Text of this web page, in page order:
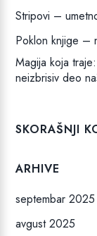
Stripovi –
Poklon knjige –
Magija koja
neizbrisiv deo
SKORAŠNJI
ARHIVE
septembar 2025
avgust 2025